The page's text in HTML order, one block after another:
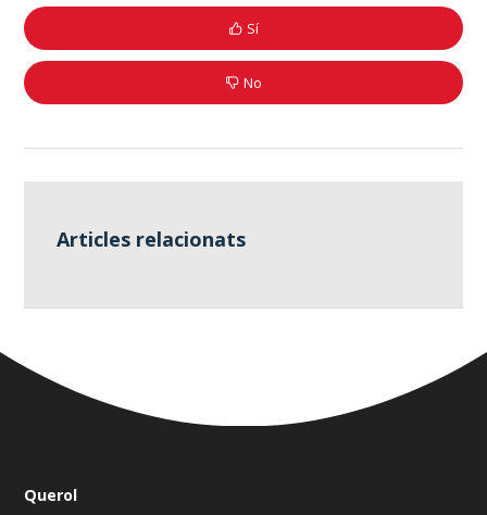
Sí
No
Articles relacionats
Querol